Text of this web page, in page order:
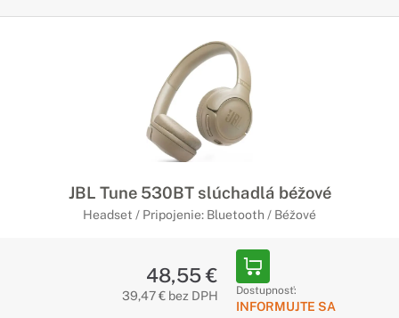
JBL Tune 530BT slúchadlá béžové
Headset / Pripojenie: Bluetooth / Béžové
48,55 €
39,47 € bez DPH Dostupnosť:
INFORMUJTE SA